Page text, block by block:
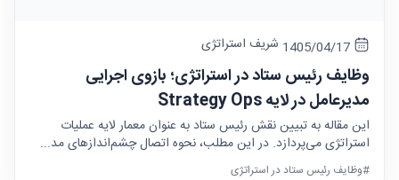
شریف استراتژی
وظایف رئیس ستاد در استراتژی؛ بازوی اجرایی
مدیرعامل در لایه Strategy Ops
این مقاله به تبیین نقش رئیس ستاد به عنوان معمار لایه عملیات
استراتژی می‌پردازد. در این مطلب، نحوه اتصال چشم‌اندازهای مد...
#وظایف رئیس ستاد در استراتژی